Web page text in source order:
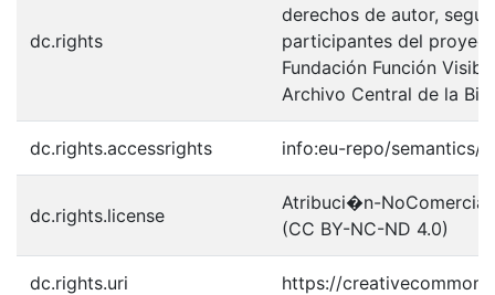
dc.rights
derechos de autor,
participantes del
Fundación Función
Archivo Central de la
dc.rights.accessrights info:eu-repo/semantics/
dc.rights.license
Atribuci�n-
(CC BY-NC-ND 4.0)
dc.rights.uri https://